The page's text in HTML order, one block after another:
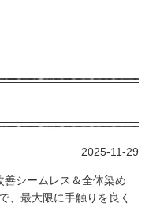
2025-11-29
シームレス＆全体染め
、最大限に手触りを良く